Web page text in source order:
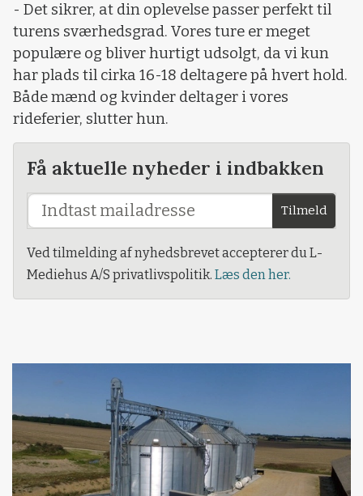
- Det sikrer, at din oplevelse passer perfekt til
turens sværhedsgrad. Vores ture er meget
populære og bliver hurtigt udsolgt, da vi kun
har plads til cirka 16-18 deltagere på hvert hold.
Både mænd og kvinder deltager i vores
rideferier, slutter hun.
Få aktuelle nyheder i indbakken
Tilmeld
Ved tilmelding af nyhedsbrevet accepterer du L-
Mediehus A/S privatlivspolitik. Læs den her.